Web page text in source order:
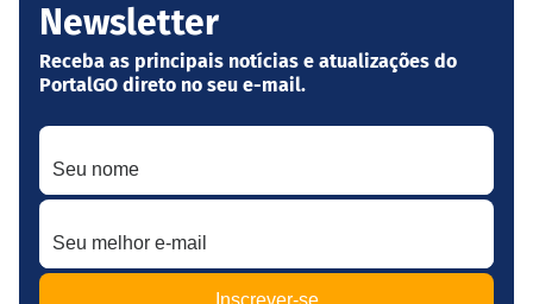
Newsletter
Receba as principais notícias e atualizações do
PortalGO direto no seu e-mail.
Seu nome
Seu melhor e-mail